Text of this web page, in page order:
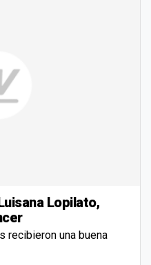
Lopilato,
recibieron una buena